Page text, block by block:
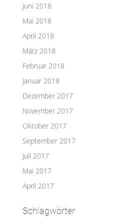
Juni 2018
Mai 2018
April 2018
März 2018
Februar 2018
Januar 2018
Dezember 2017
November 2017
Oktober 2017
September 2017
Juli 2017
Mai 2017
April 2017
Schlagwörter